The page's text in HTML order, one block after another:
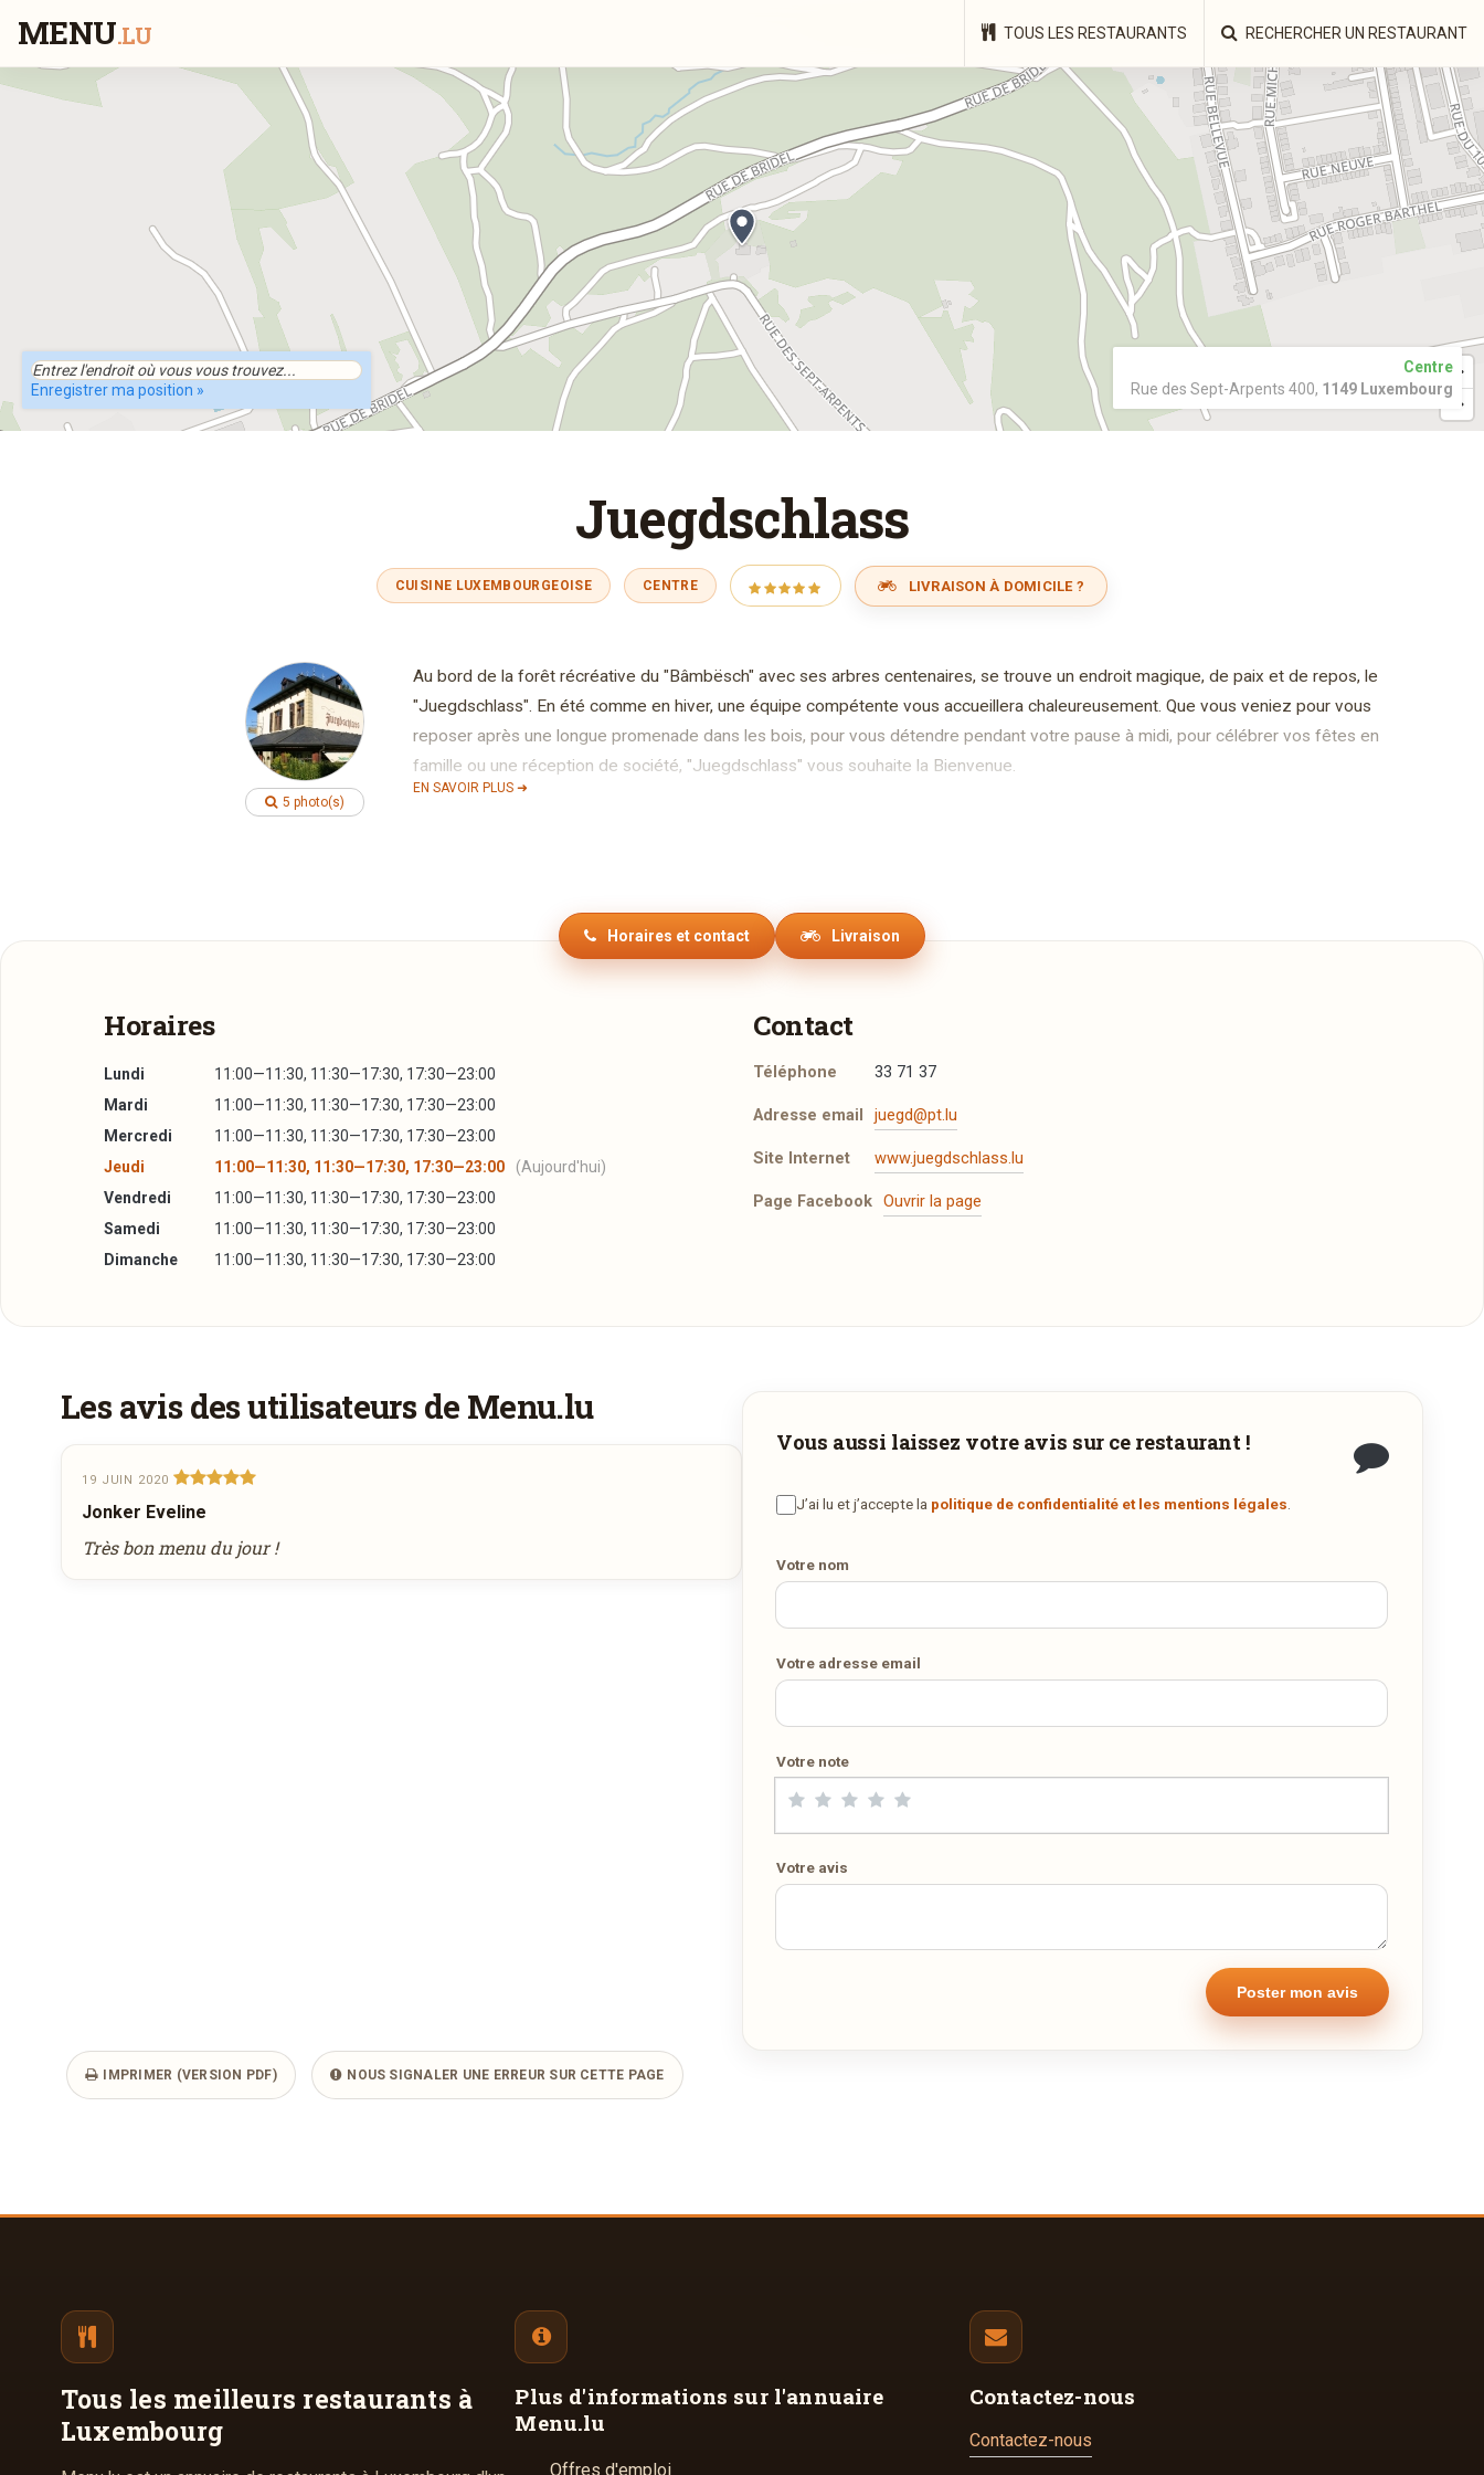
MENU.LU TOUS LES RESTAURANTS RECHERCHER UN RESTAURANT
Centre
Rue des Sept-Arpents 400, 1149 Luxembourg
Enregistrer ma position »
Juegdschlass
CUISINE LUXEMBOURGEOISE CENTRE LIVRAISON À DOMICILE ?
5 photo(s)
EN SAVOIR PLUS ➜
Au bord de la forêt récréative du "Bâmbësch" avec ses arbres centenaires, se trouve un endroit magique, de paix et de repos, le
"Juegdschlass". En été comme en hiver, une équipe compétente vous accueillera chaleureusement. Que vous veniez pour vous
reposer après une longue promenade dans les bois, pour vous détendre pendant votre pause à midi, pour célébrer vos fêtes en
famille ou une réception de société, "Juegdschlass" vous souhaite la Bienvenue.
Pour vous servir à toute heure notre cuisine reste ouverte sans interruption.
Horaires et contact Livraison
Horaires
Lundi
11:00—11:30, 11:30—17:30, 17:30—23:00
Mardi
11:00—11:30, 11:30—17:30, 17:30—23:00
Mercredi
11:00—11:30, 11:30—17:30, 17:30—23:00
Jeudi
11:00—11:30, 11:30—17:30, 17:30—23:00
(Aujourd'hui)
Vendredi
11:00—11:30, 11:30—17:30, 17:30—23:00
Samedi
11:00—11:30, 11:30—17:30, 17:30—23:00
Dimanche
11:00—11:30, 11:30—17:30, 17:30—23:00
Contact
Téléphone 33 71 37
Adresse email juegd@pt.lu
Site Internet www.juegdschlass.lu
Page Facebook Ouvrir la page
Vous aimeriez être livré ?
la maison ? Ce restaurant ne propose pas encore la livraison en
être livré chez vous !
DÉCOUVRIR LA LIVRAISON SUR WEDELY.COM
DES MILLIERS DE PLATS LIVRÉS AU LUXEMBOURG
Les avis des utilisateurs de Menu.lu
19 JUIN 2020
Jonker Eveline
Très bon menu du jour !
Vous aussi laissez votre avis sur ce restaurant !
J’ai lu et j’accepte la politique de confidentialité et les mentions légales
Votre nom
Votre adresse email
Votre note
Votre avis
IMPRIMER (VERSION PDF) NOUS SIGNALER UNE ERREUR SUR CETTE PAGE
Tous les meilleurs restaurants à
Luxembourg
Plus d'informations sur l'annuaire
Menu.lu
Offres d'emploi
Contactez-nous
Contactez-nous